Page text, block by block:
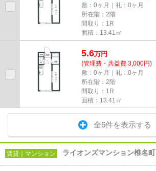
敷：0ヶ月｜礼：0ヶ月
所在階：2階
間取り：1R
面積：13.41㎡
5.6万円
(管理費・共益費 3,000円)
敷：0ヶ月｜礼：0ヶ月
所在階：2階
間取り：1R
面積：13.41㎡
全6件を表示する
賃貸｜マンション ライオンズマンション椎名町